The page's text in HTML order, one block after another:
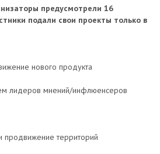
предусмотрели 16
подали свои проекты только в
нового продукта
лидеров мнений/инфлюенсеров
продвижение территорий